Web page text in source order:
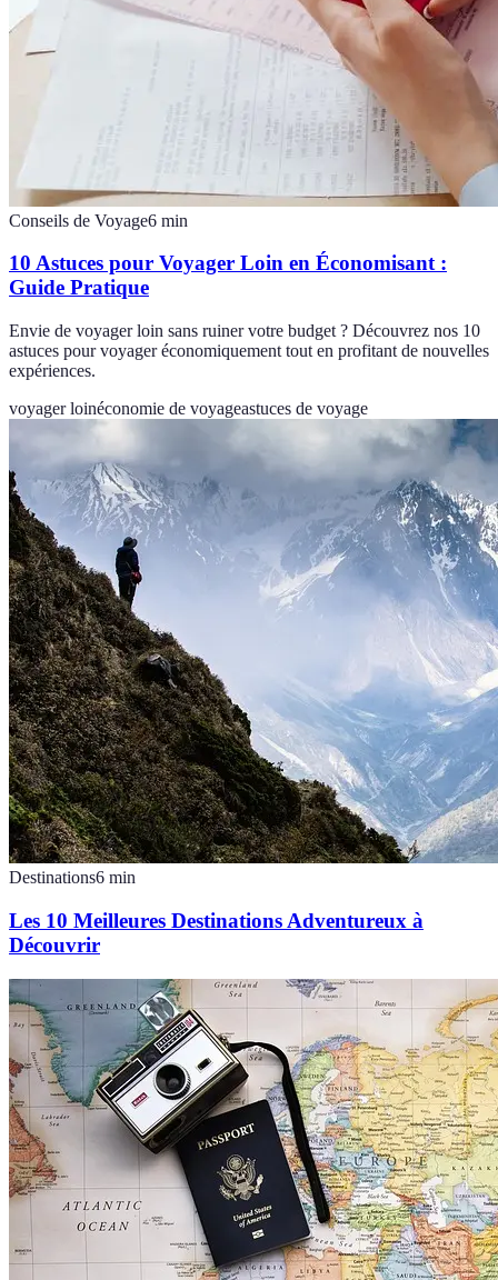
Conseils de Voyage6 min
10 Astuces pour Voyager Loin en Économisant :
Guide Pratique
Envie de voyager loin sans ruiner votre budget ? Découvrez nos 10
astuces pour voyager économiquement tout en profitant de nouvelles
expériences.
voyager loinéconomie de voyageastuces de voyage
Destinations6 min
Les 10 Meilleures Destinations Adventureux à
Découvrir